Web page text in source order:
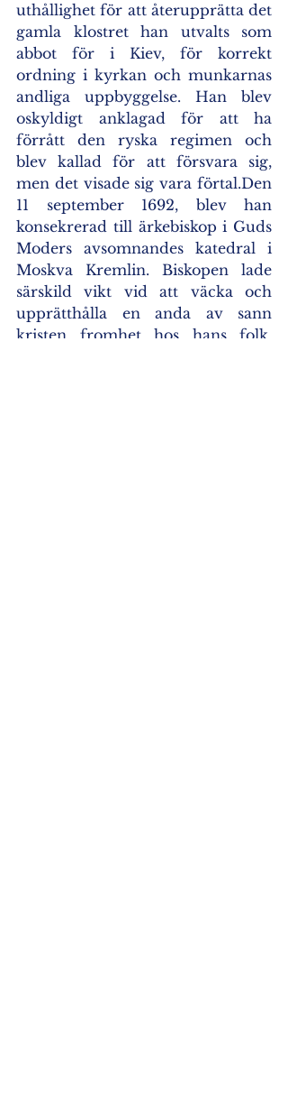
uthållighet för att återupprätta det
gamla klostret han utvalts som
abbot för i Kiev, för korrekt
ordning i kyrkan och munkarnas
andliga uppbyggelse. Han blev
oskyldigt anklagad för att ha
förrått den ryska regimen och
blev kallad för att försvara sig,
men det visade sig vara förtal.Den
11 september 1692, blev han
konsekrerad till ärkebiskop i Guds
Moders avsomnandes katedral i
Moskva Kremlin. Biskopen lade
särskild vikt vid att väcka och
upprätthålla en anda av sann
kristen fromhet hos hans folk.